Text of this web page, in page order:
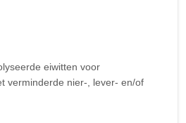
eiwitten voor
verminderde nier-, lever- en/of